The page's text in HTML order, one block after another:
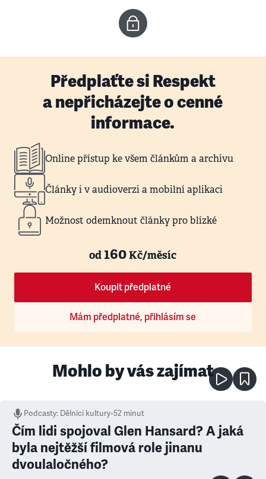
Předplaťte si Respekt
a nepřicházejte o cenné
informace.
Online přístup ke všem článkům a archivu
Články i v audioverzi a mobilní aplikaci
Možnost odemknout články pro blízké
od160Kč/měsíc
Koupit předplatné
Mám předplatné, přihlásím se
Mohlo by vás zajímat
Podcasty: Dělníci kultury•52 minut
Čím lidi spojoval Glen Hansard? A jaká
byla nejtěžší filmová role jinanu
dvoulaločného?